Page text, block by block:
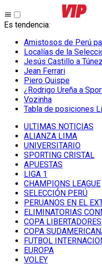
Es tendencia:
Amistosos de Perú
Localías de la
Jesús Castillo a Túnez
Jean Ferrari
Piero Quispe
¿Rodrigo Ureña a
Vozinha
Tabla de posiciones
ULTIMAS NOTICIAS
ALIANZA LIMA
UNIVERSITARIO
SPORTING CRISTAL
APUESTAS
LIGA 1
CHAMPIONS LEAGUE
SELECCIÓN PERÚ
PERUANOS EN EL
ELIMINATORIAS
COPA LIBERTADORES
COPA
FUTBOL
EUROPA
VOLEY